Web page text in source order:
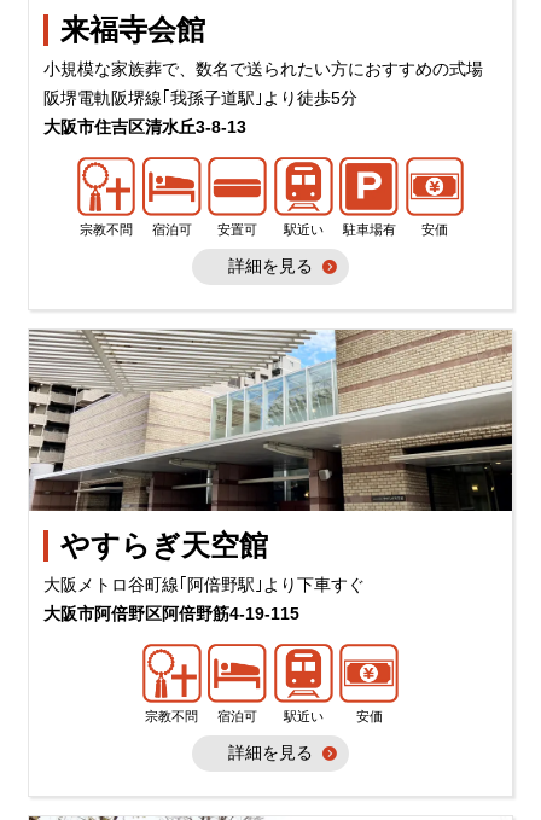
来福寺会館
小規模な家族葬で、数名で送られたい方におすすめの式場
阪堺電軌阪堺線｢我孫子道駅｣より徒歩5分
大阪市住吉区清水丘3-8-13
宗教不問 宿泊可 安置可 駅近い 駐車場有 安価
詳細を見る
やすらぎ天空館
大阪メトロ谷町線｢阿倍野駅｣より下車すぐ
大阪市阿倍野区阿倍野筋4-19-115
宗教不問 宿泊可 駅近い 安価
詳細を見る